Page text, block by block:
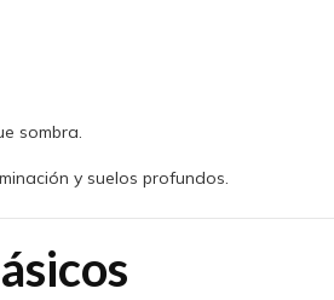
sombra.
y suelos profundos.